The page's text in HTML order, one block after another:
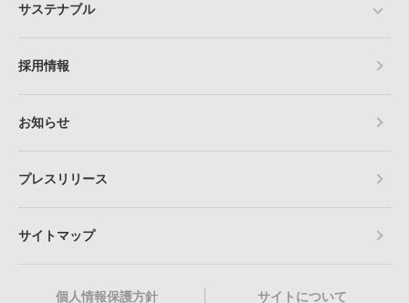
サステナブル
採用情報
お知らせ
プレスリリース
サイトマップ
個人情報保護方針 サイトについて